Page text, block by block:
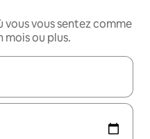
vous sentez comme
mois ou plus.
utilisez les flèches vers le